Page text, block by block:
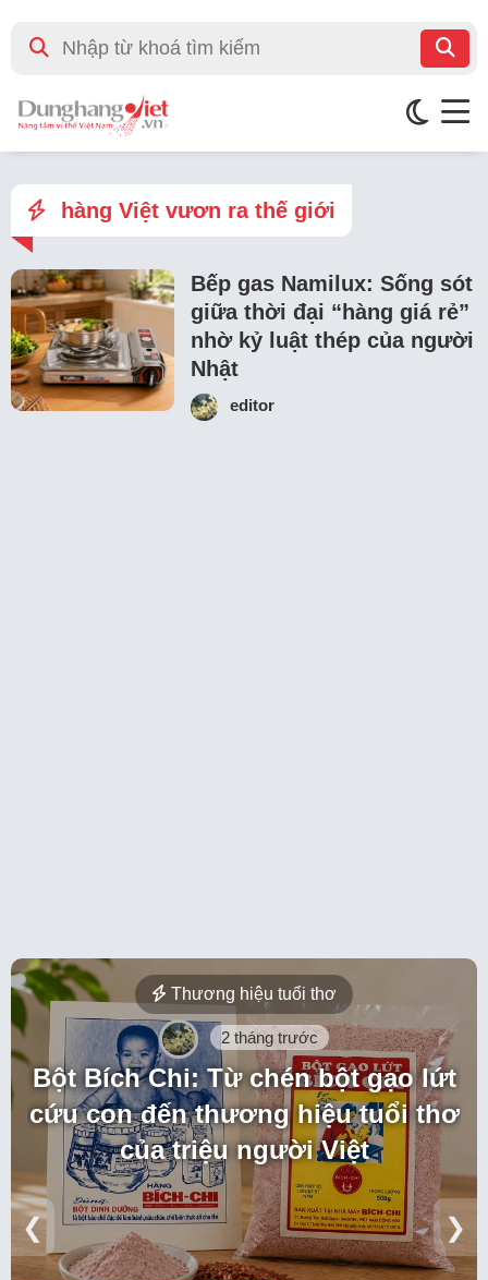
hàng Việt vươn ra thế giới
Bếp gas Namilux: Sống sót
giữa thời đại “hàng giá rẻ”
nhờ kỷ luật thép của người
Nhật
editor
Thương hiệu tuổi thơ
2 tháng trước
Bột Bích Chi: Từ chén bột gạo lứt
cứu con đến thương hiệu tuổi thơ
của triệu người Việt
❮ ❯